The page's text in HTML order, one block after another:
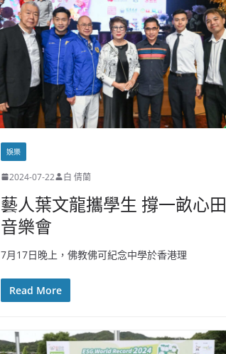
娛樂
2024-07-22 白 倩蘭
藝人葉文龍攜學生 撐一畝心田
音樂會
7月17日晚上，佛教佛可紀念中學於香港理
Read More